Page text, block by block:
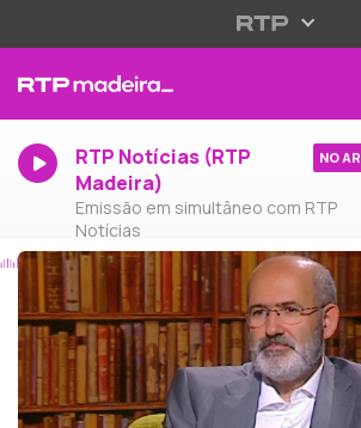
RTP Notícias (RTP
Madeira)
Emissão em simultâneo com RTP
Notícias
NO AR